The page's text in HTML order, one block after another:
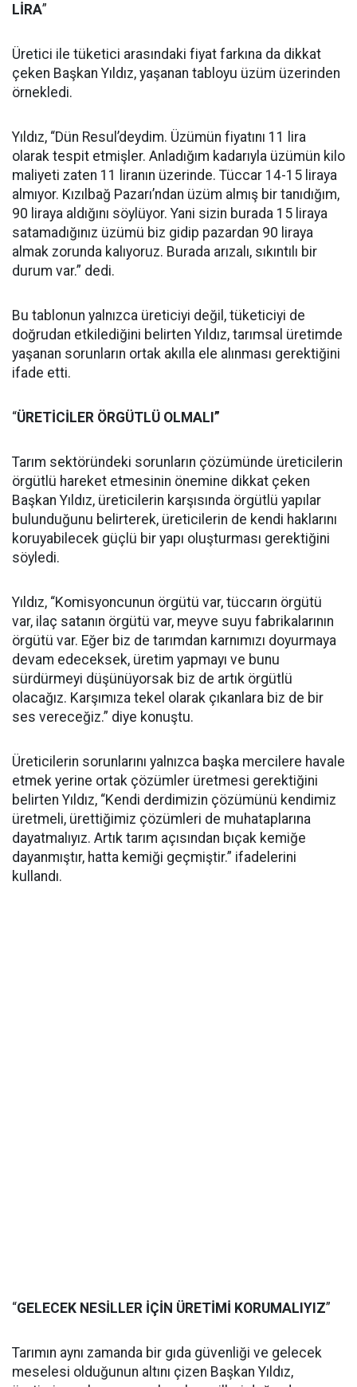
LİRA”
Üretici ile tüketici arasındaki fiyat farkına da dikkat
çeken Başkan Yıldız, yaşanan tabloyu üzüm üzerinden
örnekledi.
Yıldız, “Dün Resul’deydim. Üzümün fiyatını 11 lira
olarak tespit etmişler. Anladığım kadarıyla üzümün kilo
maliyeti zaten 11 liranın üzerinde. Tüccar 14-15 liraya
almıyor. Kızılbağ Pazarı’ndan üzüm almış bir tanıdığım,
90 liraya aldığını söylüyor. Yani sizin burada 15 liraya
satamadığınız üzümü biz gidip pazardan 90 liraya
almak zorunda kalıyoruz. Burada arızalı, sıkıntılı bir
durum var.” dedi.
Bu tablonun yalnızca üreticiyi değil, tüketiciyi de
doğrudan etkilediğini belirten Yıldız, tarımsal üretimde
yaşanan sorunların ortak akılla ele alınması gerektiğini
ifade etti.
“ÜRETİCİLER ÖRGÜTLÜ OLMALI”
Tarım sektöründeki sorunların çözümünde üreticilerin
örgütlü hareket etmesinin önemine dikkat çeken
Başkan Yıldız, üreticilerin karşısında örgütlü yapılar
bulunduğunu belirterek, üreticilerin de kendi haklarını
koruyabilecek güçlü bir yapı oluşturması gerektiğini
söyledi.
Yıldız, “Komisyoncunun örgütü var, tüccarın örgütü
var, ilaç satanın örgütü var, meyve suyu fabrikalarının
örgütü var. Eğer biz de tarımdan karnımızı doyurmaya
devam edeceksek, üretim yapmayı ve bunu
sürdürmeyi düşünüyorsak biz de artık örgütlü
olacağız. Karşımıza tekel olarak çıkanlara biz de bir
ses vereceğiz.” diye konuştu.
Üreticilerin sorunlarını yalnızca başka mercilere havale
etmek yerine ortak çözümler üretmesi gerektiğini
belirten Yıldız, “Kendi derdimizin çözümünü kendimiz
üretmeli, ürettiğimiz çözümleri de muhataplarına
dayatmalıyız. Artık tarım açısından bıçak kemiğe
dayanmıştır, hatta kemiği geçmiştir.” ifadelerini
kullandı.
“GELECEK NESİLLER İÇİN ÜRETİMİ KORUMALIYIZ”
Tarımın aynı zamanda bir gıda güvenliği ve gelecek
meselesi olduğunun altını çizen Başkan Yıldız,